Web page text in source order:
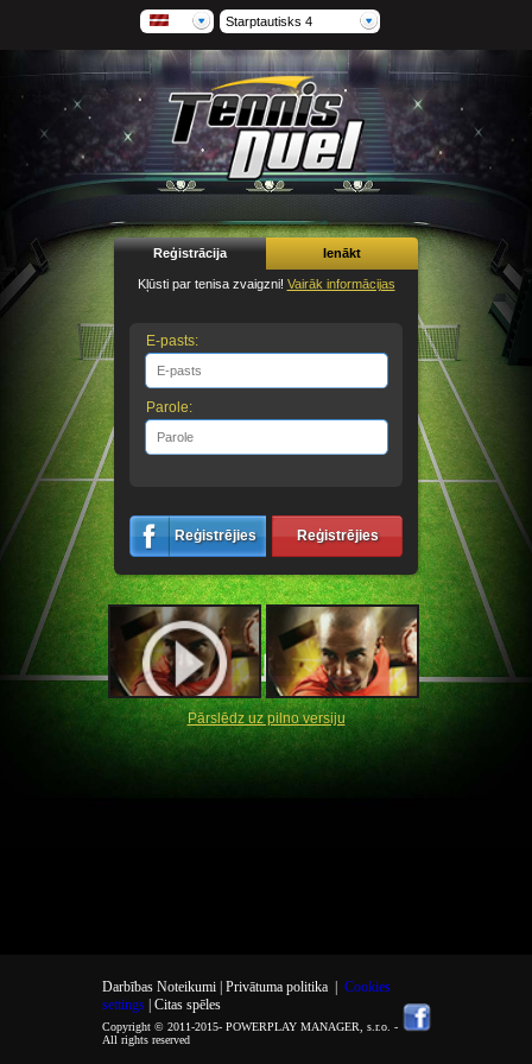
Starptautisks 4
Reģistrācija Ienākt
Kļūsti par tenisa zvaigzni! Vairāk informācijas
E-pasts:
Parole:
Reģistrējies Reģistrējies
Pārslēdz uz pilno versiju
Darbības Noteikumi | Privātuma politika| Cookies
settings
| Citas spēles
Copyright © 2011-2015- POWERPLAY MANAGER, s.r.o. -
All rights reserved